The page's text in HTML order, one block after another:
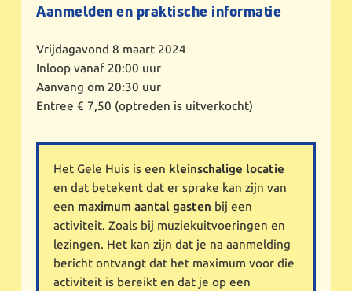
Aanmelden en praktische informatie
Vrijdagavond 8 maart 2024
Inloop vanaf 20:00 uur
Aanvang om 20:30 uur
Entree € 7,50 (optreden is uitverkocht)
Het Gele Huis is een kleinschalige locatie
en dat betekent dat er sprake kan zijn van
een maximum aantal gasten bij een
activiteit. Zoals bij muziekuitvoeringen en
lezingen. Het kan zijn dat je na aanmelding
bericht ontvangt dat het maximum voor die
activiteit is bereikt en dat je op een